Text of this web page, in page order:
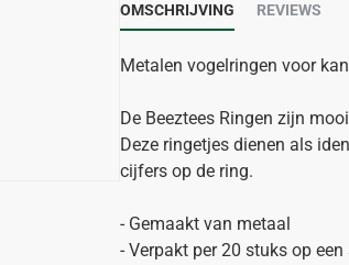
OMSCHRIJVING REVIEWS
Metalen vogelringen voor
De Beeztees Ringen zijn
Deze ringetjes dienen als
cijfers op de ring.
- Gemaakt van metaal
- Verpakt per 20 stuks op